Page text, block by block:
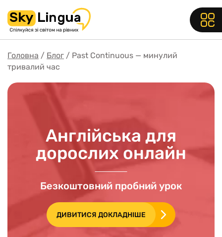
Головна Блог
Past Continuous — минулий
тривалий час
Англійська для
дорослих онлайн
Безкоштовний пробний урок
ДИВИТИСЯ ДОКЛАДНІШЕ